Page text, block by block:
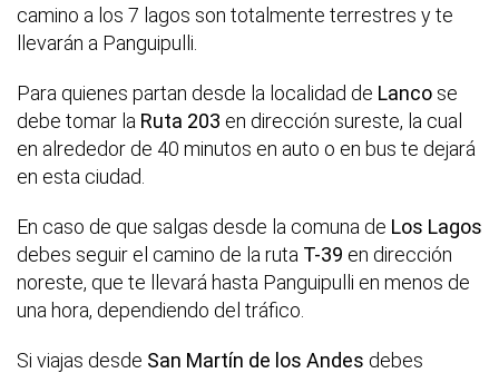
camino a los 7 lagos son totalmente terrestres y te
llevarán a Panguipulli.
Para quienes partan desde la localidad de Lanco se
debe tomar la Ruta 203 en dirección sureste, la cual
en alrededor de 40 minutos en auto o en bus te dejará
en esta ciudad.
En caso de que salgas desde la comuna de Los Lagos
debes seguir el camino de la ruta T-39 en dirección
noreste, que te llevará hasta Panguipulli en menos de
una hora, dependiendo del tráfico.
Si viajas desde San Martín de los Andes debes